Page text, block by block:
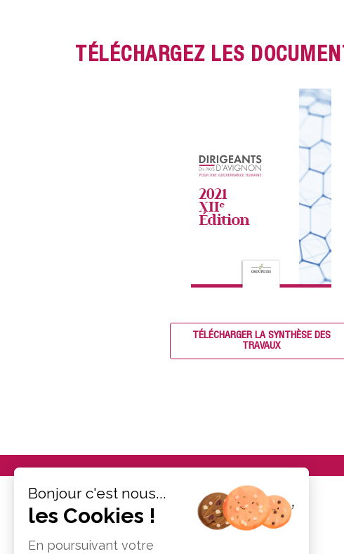
TÉLÉCHARGEZ LES
TÉLÉCHARGER LA SYNTHÈSE DES
TRAVAUX
Bonjour c'est nous...
les Cookies !
En poursuivant votre